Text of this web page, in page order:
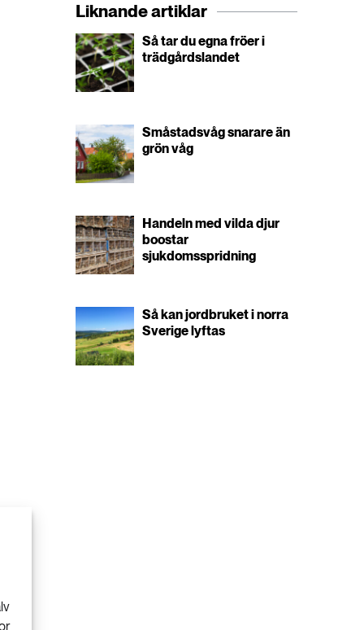
Liknande artiklar
Så tar du egna fröer i
trädgårdslandet
Småstadsvåg snarare än
grön våg
Handeln med vilda djur
boostar
sjukdomsspridning
Så kan jordbruket i norra
Sverige lyftas